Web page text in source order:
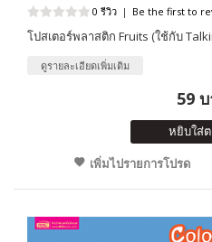
0 รีวิว | Be the first to
โปสเตอร์พลาสติก Fruits (ใช้กับ
ดูรายละเอียดเพิ่มเติม
59
หยิบใส่
เพิ่มไปรายการโปรด